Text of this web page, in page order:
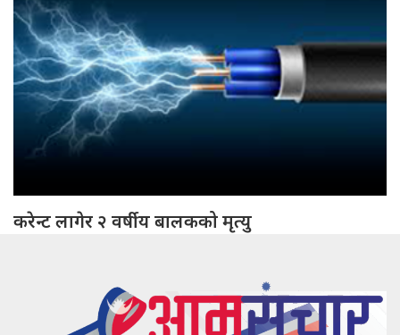
करेन्ट लागेर २ वर्षीय बालकको मृत्यु